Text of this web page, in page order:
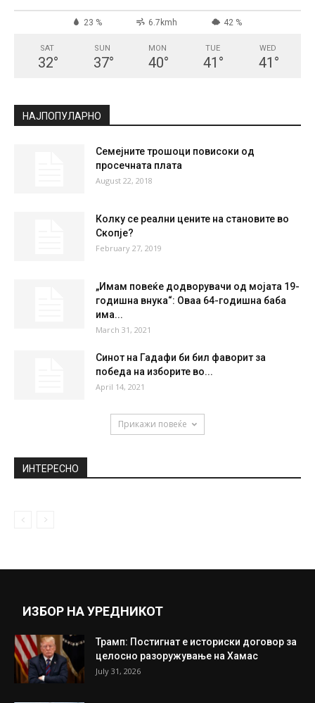
23 % 6.7kmh 42 %
SAT
32°
SUN
37°
MON
40°
TUE
41 °
WED
41 °
НАЈПОПУЛАРНО
Семејните трошоци повисoки од
просечната плата
August 22, 2018
Колку се реални цените на становите во
Скопје?
February 27, 2019
„Имам повеќе додворувачи од мојата 19-
годишна внука“: Оваа 64-годишна баба
има...
March 31, 2021
Синот на Гадафи би бил фаворит за
победа на изборите во...
April 14, 2021
Прикажи повеќе
ИНТЕРЕСНО
ИЗБОР НА УРЕДНИКОТ
Трамп: Постигнат е историски договор за
целосно разоружување на Хамас
July 31, 2026